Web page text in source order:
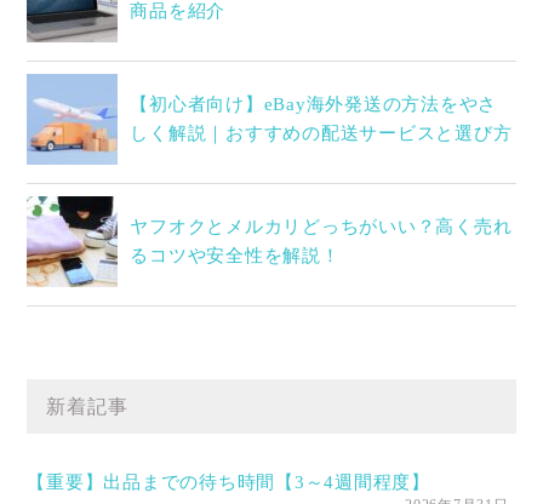
商品を紹介
【初心者向け】eBay海外発送の方法をやさ
しく解説｜おすすめの配送サービスと選び方
ヤフオクとメルカリどっちがいい？高く売れ
るコツや安全性を解説！
新着記事
【重要】出品までの待ち時間【3～4週間程度】